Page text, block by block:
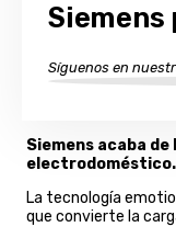
Síguenos en
Siemens acaba
electrodoméstico.
La tecnología
que convierte la